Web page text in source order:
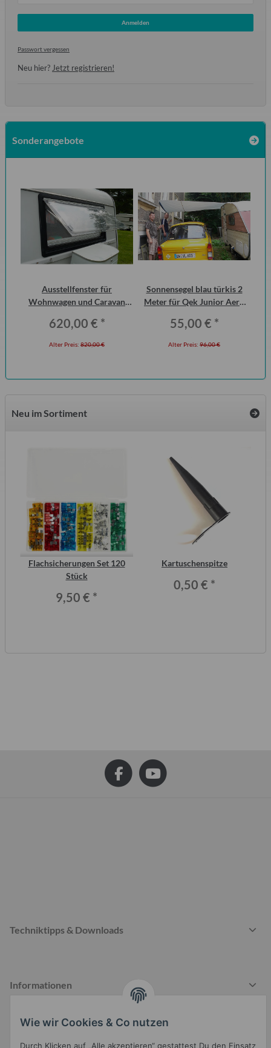
Anmelden
Passwort vergessen
Neu hier?Jetzt registrieren!
Sonderangebote
Ausstellfenster für
Wohnwagen und Caravan
Seitz
620,00 € *
Alter Preis: 820,00 €
Sonnensegel blau türkis 2
Meter für Qek Junior Aero
55,00 € *
Alter Preis: 96,00 €
Neu im Sortiment
Flachsicherungen Set 120
Stück
9,50 € *
Kartuschenspitze
0,50 € *
Techniktipps & Downloads
Informationen
Gesetzliche Informationen
Wie wir Cookies & Co nutzen
Durch Klicken auf „Alle akzeptieren“ gestattest Du den Einsatz